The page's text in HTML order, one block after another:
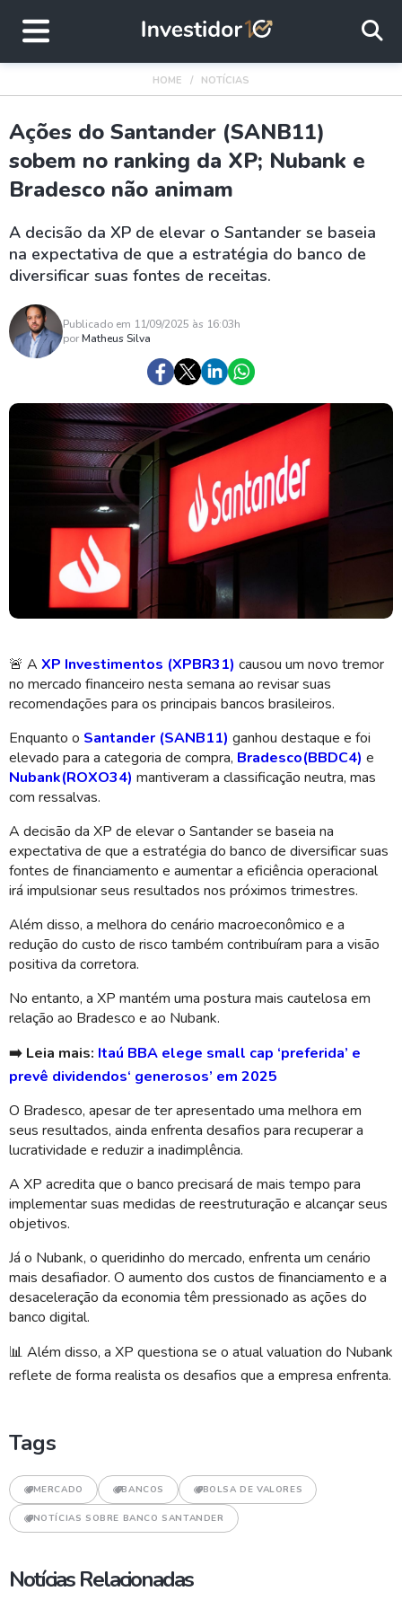
HOME NOTÍCIAS
Ações do Santander (SANB11)
sobem no ranking da XP; Nubank e
Bradesco não animam
A decisão da XP de elevar o Santander se baseia
na expectativa de que a estratégia do banco de
diversificar suas fontes de receitas.
Publicado em 11/09/2025 às 16:03h
porMatheus Silva
🚨 A XP Investimentos (XPBR31) causou um novo tremor
no mercado financeiro nesta semana ao revisar suas
recomendações para os principais bancos brasileiros.
Enquanto o Santander (SANB11) ganhou destaque e foi
elevado para a categoria de compra, Bradesco(BBDC4) e
Nubank(ROXO34) mantiveram a classificação neutra, mas
com ressalvas.
A decisão da XP de elevar o Santander se baseia na
expectativa de que a estratégia do banco de diversificar suas
fontes de financiamento e aumentar a eficiência operacional
irá impulsionar seus resultados nos próximos trimestres.
Além disso, a melhora do cenário macroeconômico e a
redução do custo de risco também contribuíram para a visão
positiva da corretora.
No entanto, a XP mantém uma postura mais cautelosa em
relação ao Bradesco e ao Nubank.
➡️ Leia mais: Itaú BBA elege small cap ‘preferida’ e
prevê dividendos‘ generosos’ em 2025
O Bradesco, apesar de ter apresentado uma melhora em
seus resultados, ainda enfrenta desafios para recuperar a
lucratividade e reduzir a inadimplência.
A XP acredita que o banco precisará de mais tempo para
implementar suas medidas de reestruturação e alcançar seus
objetivos.
Já o Nubank, o queridinho do mercado, enfrenta um cenário
mais desafiador. O aumento dos custos de financiamento e a
desaceleração da economia têm pressionado as ações do
banco digital.
📊 Além disso, a XP questiona se o atual valuation do Nubank
reflete de forma realista os desafios que a empresa enfrenta.
Tags
MERCADO BANCOS BOLSA DE VALORES
NOTÍCIAS SOBRE BANCO SANTANDER
Notícias Relacionadas